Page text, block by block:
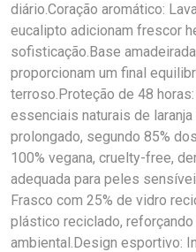
diário.Coração aromático:
eucalipto adicionam frescor
sofisticação.Base
proporcionam um final
terroso.Proteção de 48
essenciais naturais de
prolongado, segundo 85%
100% vegana, cruelty-free,
adequada para peles
Frasco com 25% de vidro
plástico reciclado,
ambiental.Design esportivo: